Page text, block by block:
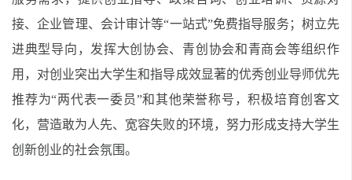
接、企业管理、会计审计等“一站式”免费指导服务；树立先
进典型导向，发挥大创协会、青创协会和青商会等组织作
用，对创业突出大学生和指导成效显著的优秀创业导师优先
推荐为“两代表一委员”和其他荣誉称号，积极培育创客文
化，营造敢为人先、宽容失败的环境，努力形成支持大学生
创新创业的社会氛围。